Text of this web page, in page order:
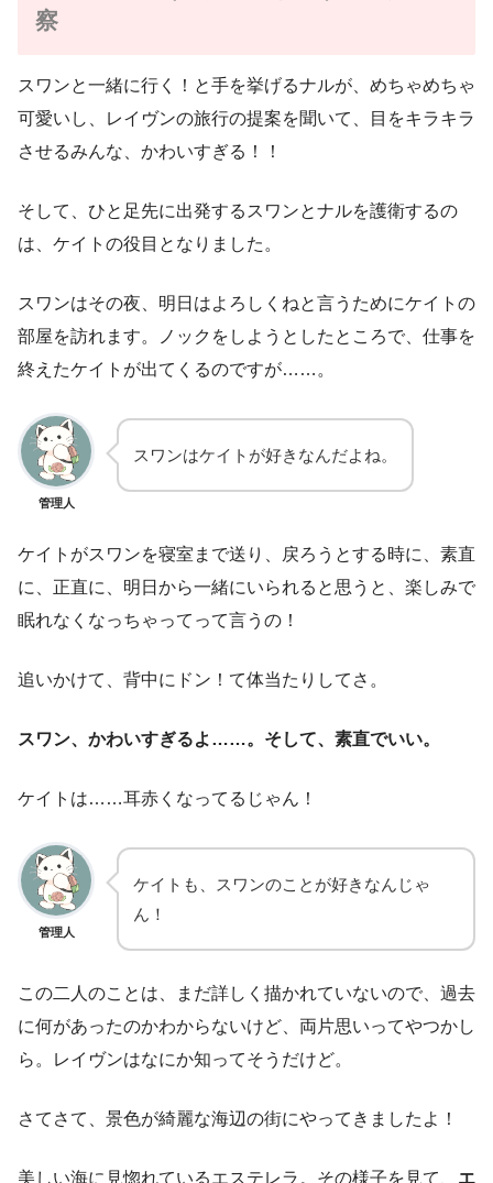
察
スワンと一緒に行く！と手を挙げるナルが、めちゃめちゃ
可愛いし、レイヴンの旅行の提案を聞いて、目をキラキラ
させるみんな、かわいすぎる！！
そして、ひと足先に出発するスワンとナルを護衛するの
は、ケイトの役目となりました。
スワンはその夜、明日はよろしくねと言うためにケイトの
部屋を訪れます。ノックをしようとしたところで、仕事を
終えたケイトが出てくるのですが……。
管理人
スワンはケイトが好きなんだよね。
ケイトがスワンを寝室まで送り、戻ろうとする時に、素直
に、正直に、明日から一緒にいられると思うと、楽しみで
眠れなくなっちゃってって言うの！
追いかけて、背中にドン！て体当たりしてさ。
スワン、かわいすぎるよ……。そして、素直でいい。
ケイトは……耳赤くなってるじゃん！
管理人
ケイトも、スワンのことが好きなんじゃ
ん！
この二人のことは、まだ詳しく描かれていないので、過去
に何があったのかわからないけど、両片思いってやつかし
ら。レイヴンはなにか知ってそうだけど。
さてさて、景色が綺麗な海辺の街にやってきましたよ！
美しい海に見惚れているエステレラ。その様子を見て、 エ